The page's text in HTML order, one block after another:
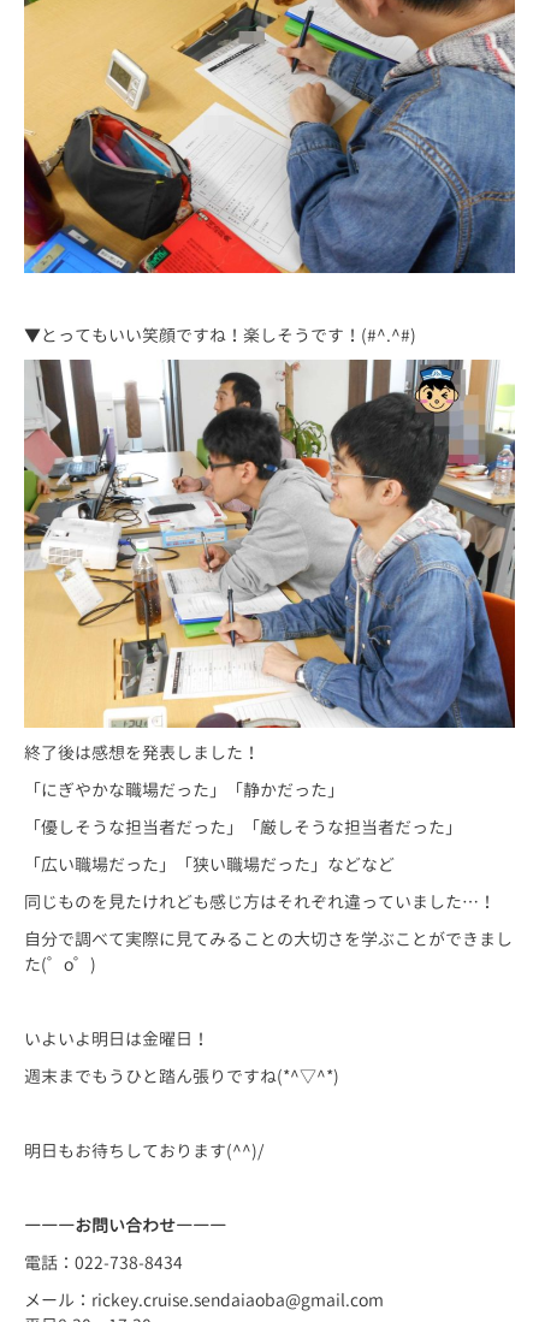
▼とってもいい笑顔ですね！楽しそうです！(#^.^#)
終了後は感想を発表しました！
「にぎやかな職場だった」「静かだった」
「優しそうな担当者だった」「厳しそうな担当者だった」
「広い職場だった」「狭い職場だった」などなど
同じものを見たけれども感じ方はそれぞれ違っていました…！
自分で調べて実際に見てみることの大切さを学ぶことができまし
た(゜o゜)
いよいよ明日は金曜日！
週末までもうひと踏ん張りですね(*^▽^*)
明日もお待ちしております(^^)/
―――お問い合わせ―――
電話：022-738-8434
メール：rickey.cruise.sendaiaoba@gmail.com